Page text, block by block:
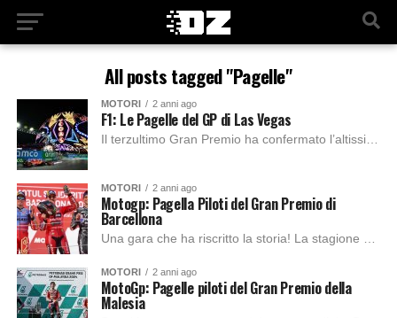
All posts tagged "Pagelle"
MOTORI 2 anni ago
F1: Le Pagelle del GP di Las Vegas
MOTORI 2 anni ago
Motogp: Pagella Piloti del Gran Premio di
Barcellona
MOTORI 2 anni ago
MotoGp: Pagelle piloti del Gran Premio della
Malesia